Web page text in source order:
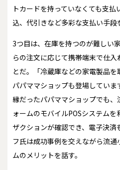
トカードを持っていなくても支
込、代引きなど多彩な支払い手段
3つ目は、在庫を持つのが難しい
らの注文に応じて携帯端末で仕
とだ。「冷蔵庫などの家電製品
パパママショップも登場してい
縁だったパパママショップでも
ォームのモバイルPOSシステム
ザクションが確認でき、電子決
フ氏は成功事例を交えながら流
ムのメリットを話す。